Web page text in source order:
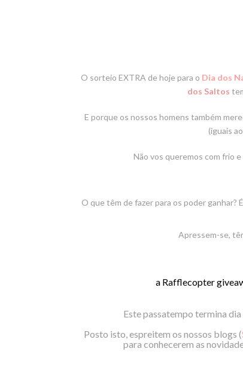
O sorteio EXTRA de hoje para o Dia dos
dos Saltos
E porque os nossos homens também
(iguais
Não vos queremos com frio
O que têm de fazer para os poder ganhar?
Apressem-se,
a Rafflecopter
Este passatempo termina dia
Posto isto, espreitem os nossos blogs (
para conhecerem as